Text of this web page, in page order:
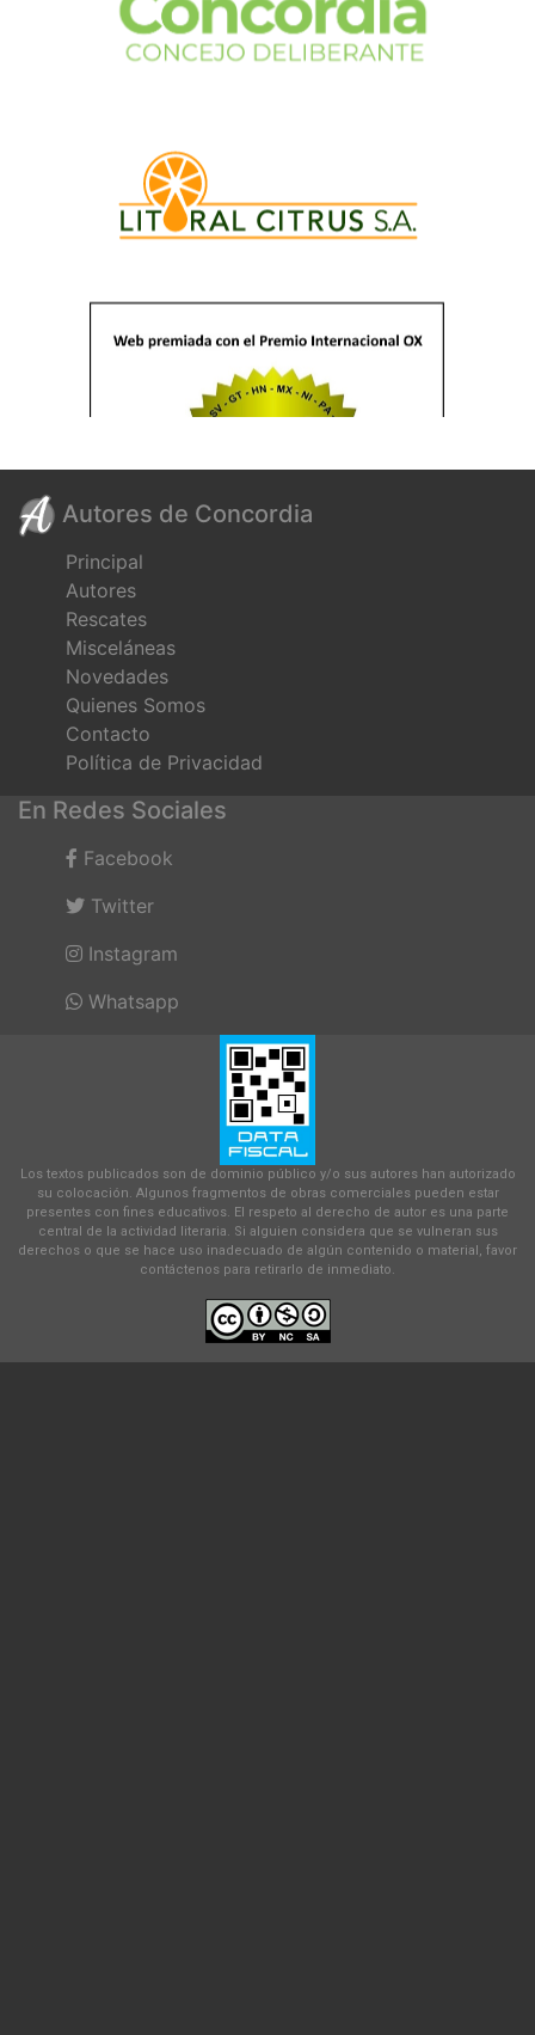
Autores de Concordia
Principal
Autores
Rescates
Misceláneas
Novedades
Quienes Somos
Contacto
Política de Privacidad
En Redes Sociales
Facebook
Twitter
Instagram
Whatsapp
Los textos publicados son de dominio público y/o sus autores han autorizado
su colocación. Algunos fragmentos de obras comerciales pueden estar
presentes con fines educativos. El respeto al derecho de autor es una parte
central de la actividad literaria. Si alguien considera que se vulneran sus
derechos o que se hace uso inadecuado de algún contenido o material, favor
contáctenos para retirarlo de inmediato.